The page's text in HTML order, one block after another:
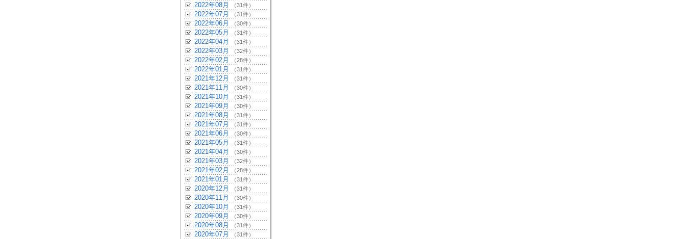
2022年08月 （31件）
2022年07月 （31件）
2022年06月 （30件）
2022年05月 （31件）
2022年04月 （31件）
2022年03月 （32件）
2022年02月 （28件）
2022年01月 （31件）
2021年12月 （31件）
2021年11月 （30件）
2021年10月 （31件）
2021年09月 （30件）
2021年08月 （31件）
2021年07月 （31件）
2021年06月 （30件）
2021年05月 （31件）
2021年04月 （30件）
2021年03月 （32件）
2021年02月 （28件）
2021年01月 （31件）
2020年12月 （31件）
2020年11月 （30件）
2020年10月 （31件）
2020年09月 （30件）
2020年08月 （31件）
2020年07月 （31件）